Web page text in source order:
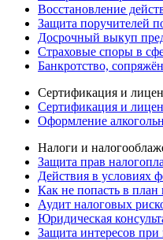
Восстановление
Защита поручителей
Досрочный выкуп
Страховые споры в
Банкротство,
Сертификация и
Сертификация и
Оформление
Налоги и
Защита прав
Действия в условиях
Как не попасть в
Аудит налоговых
Юридическая
Защита интересов